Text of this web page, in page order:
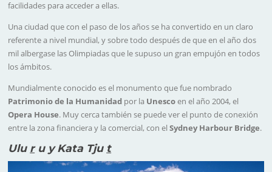
facilidades para acceder a ellas.
Una ciudad que con el paso de los años se ha convertido en un claro
referente a nivel mundial, y sobre todo después de que en el año dos
mil albergase las Olimpiadas que le supuso un gran empujón en todos
los ámbitos.
Mundialmente conocido es el monumento que fue nombrado
Patrimonio de la Humanidad por la Unescoen el año 2004, el
Opera House. Muy cerca también se puede ver el punto de conexión
entre la zona financiera y la comercial, con elSydney Harbour Bridge.
Ulu ru y Kata Tju t